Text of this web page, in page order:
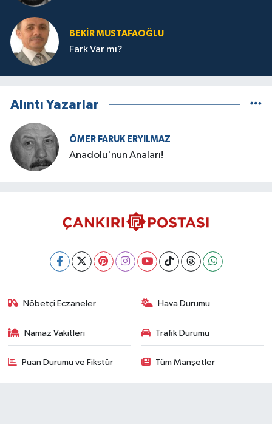
BEKIR MUSTAFAOĞLU
Fark Var mı?
Alıntı Yazarlar
ÖMER FARUK ERYILMAZ
Anadolu'nun Anaları!
Nöbetçi Eczaneler Hava Durumu
Namaz Vakitleri Trafik Durumu
Puan Durumu ve Fikstür Tüm Manşetler